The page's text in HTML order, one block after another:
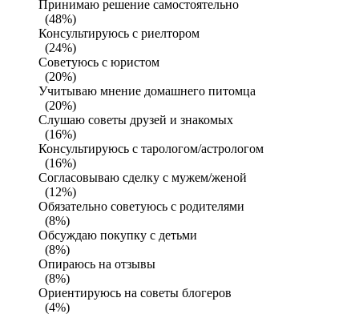
Принимаю решение самостоятельно
(48%)
Консультируюсь с риелтором
(24%)
Советуюсь с юристом
(20%)
Учитываю мнение домашнего питомца
(20%)
Слушаю советы друзей и знакомых
(16%)
Консультируюсь с тарологом/астрологом
(16%)
Согласовываю сделку с мужем/женой
(12%)
Обязательно советуюсь с родителями
(8%)
Обсуждаю покупку с детьми
(8%)
Опираюсь на отзывы
(8%)
Ориентируюсь на советы блогеров
(4%)